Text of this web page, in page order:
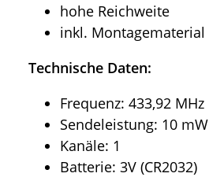
hohe Reichweite
inkl. Montagematerial
Technische Daten:
Frequenz: 433,92 MHz
Sendeleistung: 10 mW
Kanäle: 1
Batterie: 3V (CR2032)